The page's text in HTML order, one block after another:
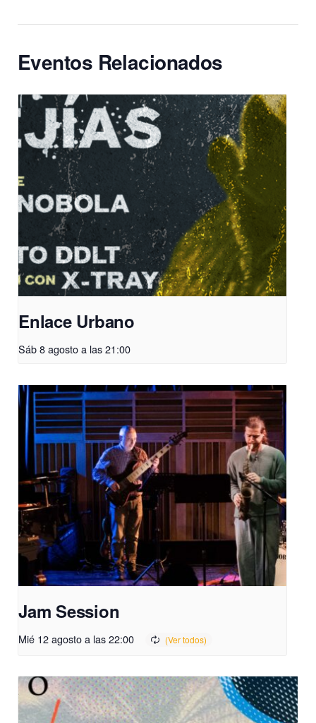
Eventos Relacionados
Enlace Urbano
Sáb 8 agosto a las 21:00
Jam Session
Mié 12 agosto a las 22:00